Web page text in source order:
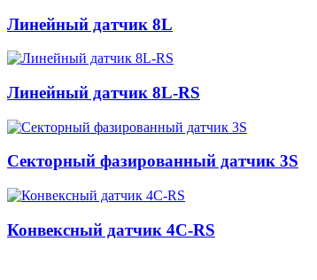
Линейный датчик 8L
Линейный датчик 8L-RS
Секторный фазированный датчик 3S
Конвексный датчик 4C-RS